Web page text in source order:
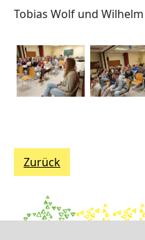
Tobias Wolf und Wilhelm
Zurück